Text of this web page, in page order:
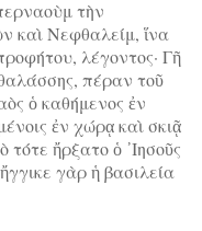
τὴν
καὶ Νεφθαλείμ, ἵνα
λέγοντος· Γῆ
πέραν τοῦ
ὁ καθήμενος ἐν
ἐν χώρᾳ καὶ σκιᾷ
ἤρξατο ὁ ᾿Ιησοῦς
γὰρ ἡ βασιλεία